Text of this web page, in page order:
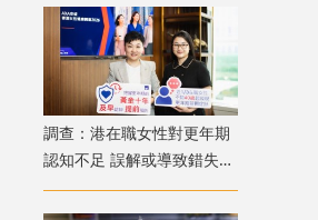
調查：港在職女性對更年期
認知不足 誤解或導致錯失
「黃金預防期」